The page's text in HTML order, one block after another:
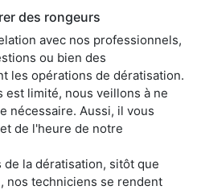
des rongeurs
avec nos professionnels,
ou bien des
les opérations de dératisation.
est limité, nous veillons à ne
nécessaire. Aussi, il vous
de l'heure de notre
la dératisation, sitôt que
nos techniciens se rendent